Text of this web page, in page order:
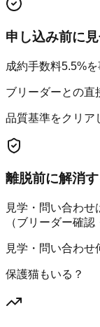
申し込み前に
成約手数料5.5%
ブリーダーとの直
品質基準をクリア
離脱前に解消
見学・問い合わせ
（ブリーダー確
見学・問い合わせ
保護猫もいる？